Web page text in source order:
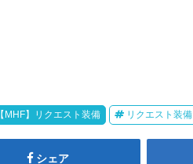
【MHF】リクエスト装備 リクエスト装備
シェア